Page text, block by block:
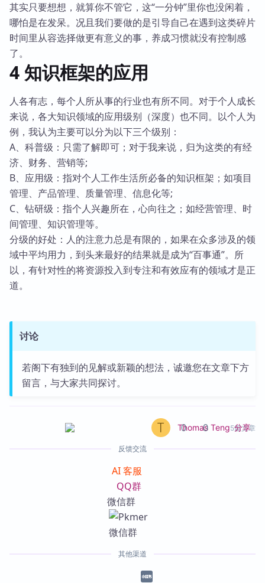
其实只要想想，就算你不管它，这“一分钟”里你也没闲着，
哪怕是在发呆。况且我们要做的是引导自己在遇到这类碎片
时间里从容选择做更有意义的事，养成习惯就没有控制感
了。
4 知识框架的应用
人各有志，每个人所从事的行业也有所不同。对于个人成长
来说，各大知识领域的应用级别（深度）也不同。以个人为
例，我认为主要可以分为以下三个级别：
A、科普级：只需了解即可；对于我来说，归为这类的有经
济、财务、营销等;
B、应用级：指对个人工作生活所必备的知识框架；如项目
管理、产品管理、质量管理、信息化等;
C、钻研级：指个人兴趣所在，心向往之；如经营管理、时
间管理、知识管理等。
分级的好处：人的注意力总是有限的，如果在众多涉及的领
域中平均用力，到头来最好的结果就是成为“百事通”。所
以，有针对性的将资源投入到专注和有效应有的领域才是正
道。
讨论
若阁下有独到的见解或新颖的想法，诚邀您在文章下方
留言，与大家共同探讨。
Thomas Teng5篇文章
0 0 分享
反馈交流
AI 客服
QQ群
微信群
其他渠道